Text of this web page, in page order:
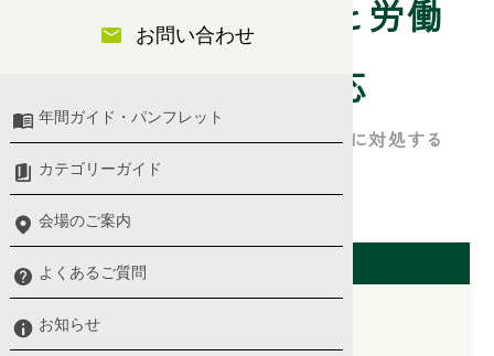
お問い合わせ
年間ガイド・パンフレット
カテゴリーガイド
会場のご案内
よくあるご質問
お知らせ
労働基準法の概要と労働
時間管理の実務対応
労基法と労働時間管理について、適正に対処する
人事・労務
開催日（東京会場）